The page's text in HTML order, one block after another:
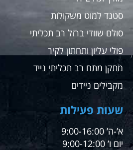
סטנד למוט משקולות
סולם שוודי ברזל רב תכליתי
פולי עליון ותחתון לקיר
מתקן מתח רב תכליתי נייד
מקבילים ניידים
שעות פעילות
א’-ה’ 9:00-16:00
יום ו’ 9:00-12:00